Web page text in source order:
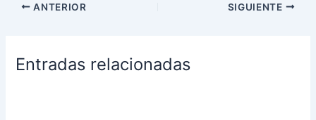
ANTERIOR SIGUIENTE
Entradas relacionadas